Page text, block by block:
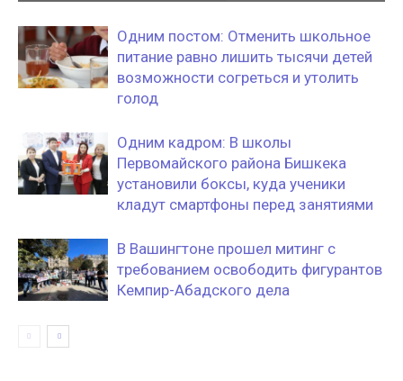
Одним постом: Отменить школьное
питание равно лишить тысячи детей
возможности согреться и утолить
голод
Одним кадром: В школы
Первомайского района Бишкека
установили боксы, куда ученики
кладут смартфоны перед занятиями
В Вашингтоне прошел митинг с
требованием освободить фигурантов
Кемпир-Абадского дела